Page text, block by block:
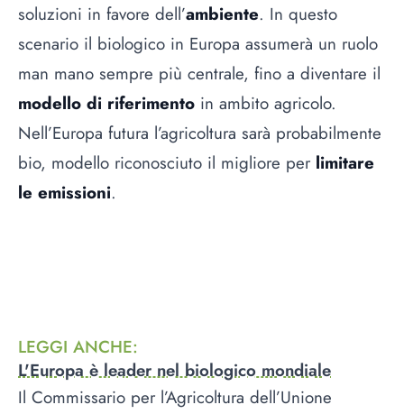
soluzioni in favore dell’ambiente. In questo
scenario il biologico in Europa assumerà un ruolo
man mano sempre più centrale, fino a diventare il
modello di riferimento in ambito agricolo.
Nell’Europa futura l’agricoltura sarà probabilmente
bio, modello riconosciuto il migliore per limitare
le emissioni.
LEGGI ANCHE:
L'Europa è leader nel biologico mondiale
Il Commissario per l’Agricoltura dell’Unione